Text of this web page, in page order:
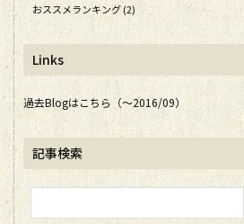
おススメランキング (2)
Links
過去Blogはこちら（～2016/09）
記事検索